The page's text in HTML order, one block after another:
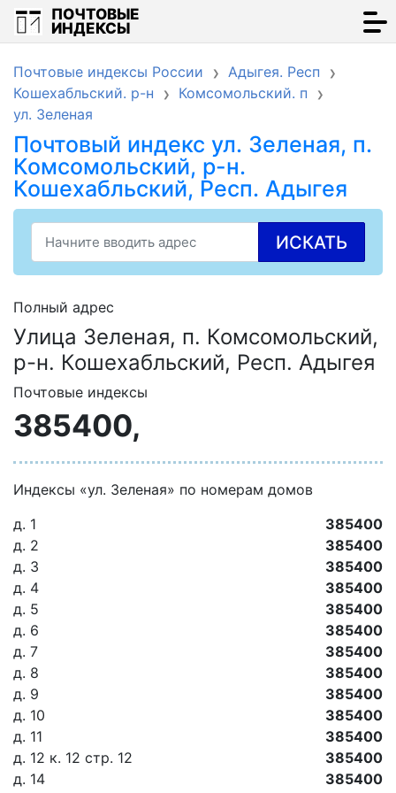
ПОЧТОВЫЕ
ИНДЕКСЫ
Почтовые индексы России
Адыгея. Респ
Кошехабльский. р-н
Комсомольский. п
ул. Зеленая
Почтовый индекс ул. Зеленая, п.
Комсомольский, р-н.
Кошехабльский, Респ. Адыгея
ИСКАТЬ
Полный адрес
Улица Зеленая, п. Комсомольский,
р-н. Кошехабльский, Респ. Адыгея
Почтовые индексы
385400,
Индексы «ул. Зеленая» по номерам домов
д. 1
385400
д. 2
385400
д. 3
385400
д. 4
385400
д. 5
385400
д. 6
385400
д. 7
385400
д. 8
385400
д. 9
385400
д. 10
385400
д. 11
385400
д. 12 к. 12 стр. 12
385400
д. 14
385400